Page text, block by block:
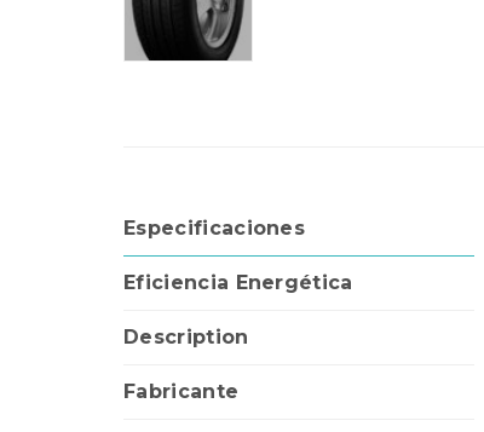
Especificaciones
Eficiencia Energética
Description
Fabricante